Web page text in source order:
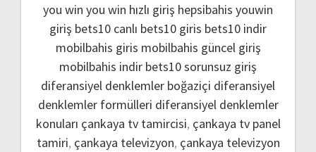
you win you win hızlı giriş hepsibahis youwin
giriş bets10 canlı bets10 giris bets10 indir
mobilbahis giris mobilbahis güncel giriş
mobilbahis indir bets10 sorunsuz giriş
diferansiyel denklemler boğaziçi diferansiyel
denklemler formülleri diferansiyel denklemler
konuları çankaya tv tamircisi, çankaya tv panel
tamiri, çankaya televizyon, çankaya televizyon